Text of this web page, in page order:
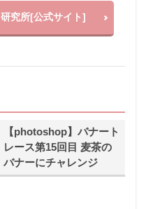
究所[公式サイト]
【photoshop】バナート
レース第15回目 麦茶の
バナーにチャレンジ